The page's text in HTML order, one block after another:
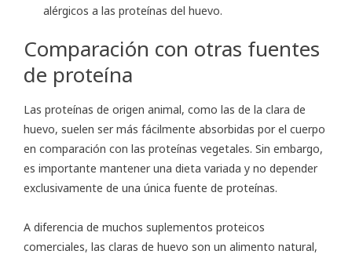
alérgicos a las proteínas del huevo.
Comparación con otras fuentes
de proteína
Las proteínas de origen animal, como las de la clara de
huevo, suelen ser más fácilmente absorbidas por el cuerpo
en comparación con las proteínas vegetales. Sin embargo,
es importante mantener una dieta variada y no depender
exclusivamente de una única fuente de proteínas.
A diferencia de muchos suplementos proteicos
comerciales, las claras de huevo son un alimento natural,